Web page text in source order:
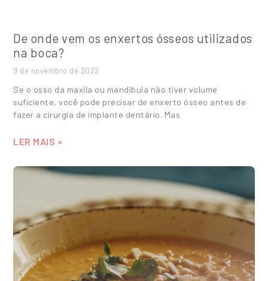
De onde vem os enxertos ósseos utilizados
na boca?
9 de novembro de 2022
Se o osso da maxila ou mandíbula não tiver volume
suficiente, você pode precisar de enxerto ósseo antes de
fazer a cirurgia de implante dentário. Mas
LER MAIS »